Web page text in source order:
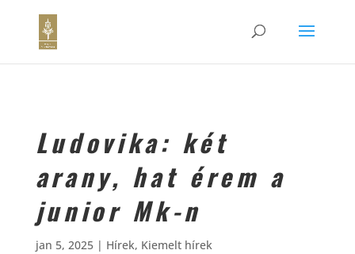
Ludovika: két
arany, hat érem a
junior Mk-n
jan 5, 2025| Hírek, Kiemelt hírek